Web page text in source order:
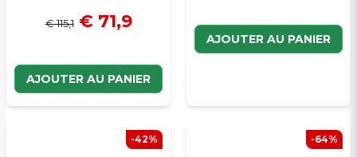
€ 115,1 € 71,9
AJOUTER AU PANIER
AJOUTER AU PANIER
-42% -64%